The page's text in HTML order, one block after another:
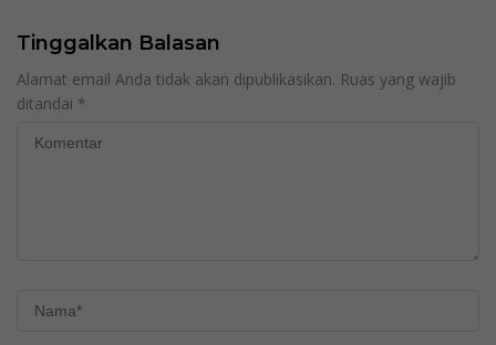
Tinggalkan Balasan
Alamat email Anda tidak akan dipublikasikan. Ruas yang wajib
ditandai *